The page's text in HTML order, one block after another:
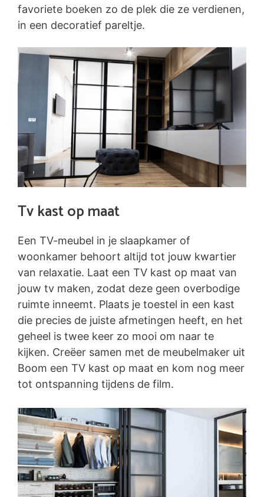
favoriete boeken zo de plek die ze verdienen,
in een decoratief pareltje.
Tv kast op maat
Een TV-meubel in je slaapkamer of
woonkamer behoort altijd tot jouw kwartier
van relaxatie. Laat een TV kast op maat van
jouw tv maken, zodat deze geen overbodige
ruimte inneemt. Plaats je toestel in een kast
die precies de juiste afmetingen heeft, en het
geheel is twee keer zo mooi om naar te
kijken. Creëer samen met de meubelmaker uit
Boom een TV kast op maat en kom nog meer
tot ontspanning tijdens de film.